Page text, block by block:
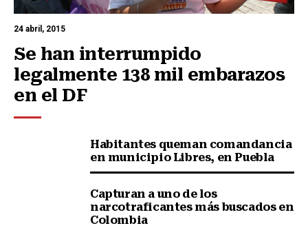
24 abril, 2015
Se han interrumpido
legalmente 138 mil embarazos
en el DF
Habitantes queman comandancia
en municipio Libres, en Puebla
Capturan a uno de los
narcotraficantes más buscados en
Colombia